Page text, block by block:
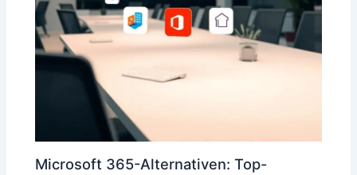
Microsoft 365-Alternativen: Top-